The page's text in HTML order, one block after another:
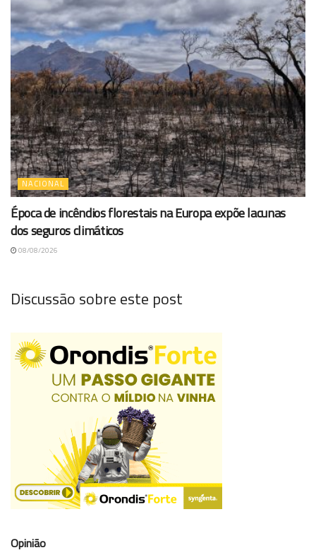
NACIONAL
Época de incêndios florestais na Europa expõe lacunas
dos seguros climáticos
08/08/2026
Discussão sobre este post
Opinião